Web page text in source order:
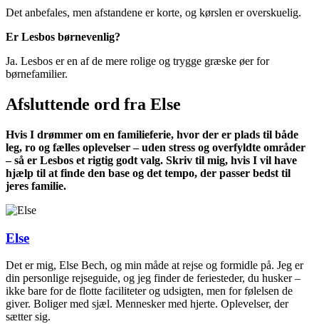
Det anbefales, men afstandene er korte, og kørslen er overskuelig.
Er Lesbos børnevenlig?
Ja. Lesbos er en af de mere rolige og trygge græske øer for
børnefamilier.
Afsluttende ord fra Else
Hvis I drømmer om en familieferie, hvor der er plads til både
leg, ro og fælles oplevelser – uden stress og overfyldte områder
– så er Lesbos et rigtig godt valg. Skriv til mig, hvis I vil have
hjælp til at finde den base og det tempo, der passer bedst til
jeres familie.
Else
Det er mig, Else Bech, og min måde at rejse og formidle på. Jeg er
din personlige rejseguide, og jeg finder de feriesteder, du husker –
ikke bare for de flotte faciliteter og udsigten, men for følelsen de
giver. Boliger med sjæl. Mennesker med hjerte. Oplevelser, der
sætter sig.